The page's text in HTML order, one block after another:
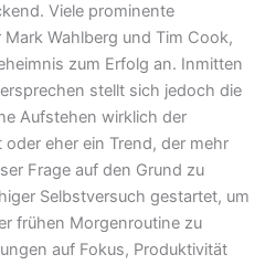
Viele prominente
Wahlberg und Tim Cook,
zum Erfolg an. Inmitten
stellt sich jedoch die
Aufstehen wirklich der
eher ein Trend, der mehr
Frage auf den Grund zu
Selbstversuch gestartet, um
frühen Morgenroutine zu
auf Fokus, Produktivität